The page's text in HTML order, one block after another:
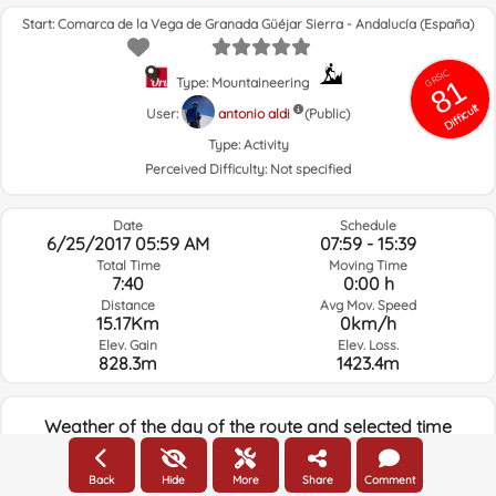
1900)
GRSIC
81
Difficult
Start: Comarca de la Vega de Granada Güéjar Sierra - Andalucía (España)
Type: Mountaineering
User:
antonio aldi
(Public)
Type: Activity
Perceived Difficulty: Not specified
Date
6/25/2017 05:59 AM
Total Time
7:40
Distance
15.17Km
Elev. Gain
828.3m
Schedule
07:59 - 15:39
Moving Time
0:00 h
Avg Mov. Speed
0km/h
Elev. Loss.
1423.4m
Weather of the day of the route and selected time
05:00
Back Hide More Share Comment